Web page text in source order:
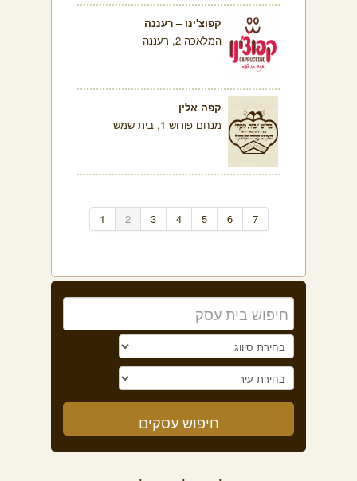
קפוצ'ינו – רעננה
המלאכה 2, רעננה
קפה אלין
מנחם פורוש 1, בית שמש
1 2 3 4 5 6 7